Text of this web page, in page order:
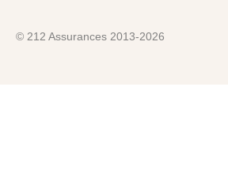
© 212 Assurances 2013-2026